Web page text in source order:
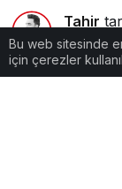
Tahir
0dk, 33sn
Bu web sitesinde
için çerezler